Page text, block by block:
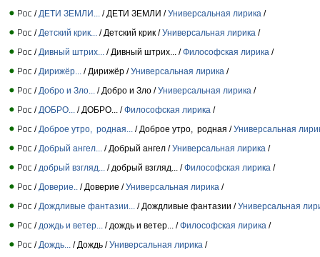
/ ДЕТИ ЗЕМЛИ... / ДЕТИ ЗЕМЛИ /Универсальная лирика /
/ Детский крик... / Детский крик /Универсальная лирика /
/ Дивный штрих... / Дивный штрих... /Философская лирика /
/ Дирижёр... / Дирижёр /Универсальная лирика /
/ Добро и Зло... / Добро и Зло /Универсальная лирика /
/ ДОБРО... / ДОБРО... /Философская лирика /
/ Доброе утро, родная... / Доброе утро, родная /Универсальная
/ Добрый ангел... / Добрый ангел /Универсальная лирика /
/ добрый взгляд... / добрый взгляд... /Философская лирика /
/ Доверие.. / Доверие /Универсальная лирика /
/ Дождливые фантазии... / Дождливые фантазии /Универсальная
/ дождь и ветер... / дождь и ветер... /Философская лирика /
/ Дождь... / Дождь /Универсальная лирика /